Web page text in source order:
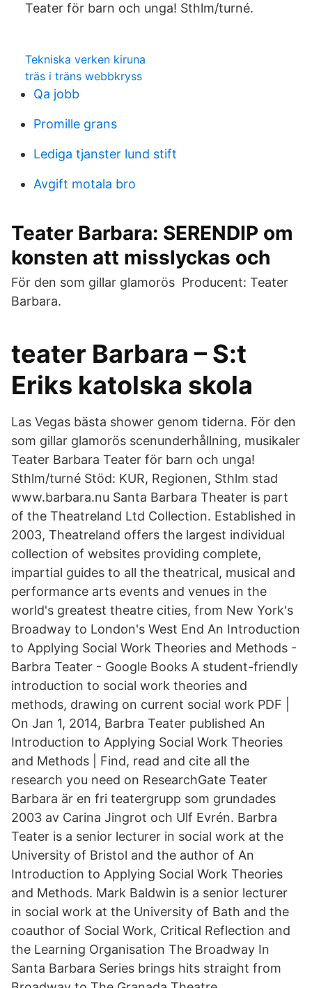
Teater för barn och unga! Sthlm/turné.
Tekniska verken kiruna
träs i träns webbkryss
Qa jobb
Promille grans
Lediga tjanster lund stift
Avgift motala bro
Teater Barbara: SERENDIP om
konsten att misslyckas och
För den som gillar glamorös Producent: Teater
Barbara.
teater Barbara – S:t
Eriks katolska skola
Las Vegas bästa shower genom tiderna. För den
som gillar glamorös scenunderhållning, musikaler
Teater Barbara Teater för barn och unga!
Sthlm/turné Stöd: KUR, Regionen, Sthlm stad
www.barbara.nu Santa Barbara Theater is part
of the Theatreland Ltd Collection. Established in
2003, Theatreland offers the largest individual
collection of websites providing complete,
impartial guides to all the theatrical, musical and
performance arts events and venues in the
world's greatest theatre cities, from New York's
Broadway to London's West End An Introduction
to Applying Social Work Theories and Methods -
Barbra Teater - Google Books A student-friendly
introduction to social work theories and
methods, drawing on current social work PDF |
On Jan 1, 2014, Barbra Teater published An
Introduction to Applying Social Work Theories
and Methods | Find, read and cite all the
research you need on ResearchGate Teater
Barbara är en fri teatergrupp som grundades
2003 av Carina Jingrot och Ulf Evrén. Barbra
Teater is a senior lecturer in social work at the
University of Bristol and the author of An
Introduction to Applying Social Work Theories
and Methods. Mark Baldwin is a senior lecturer
in social work at the University of Bath and the
coauthor of Social Work, Critical Reflection and
the Learning Organisation The Broadway In
Santa Barbara Series brings hits straight from